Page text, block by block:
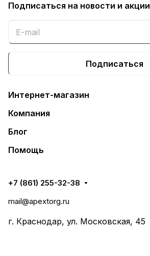
Подписаться на новости и акции
Подписаться
Интернет-магазин
Компания
Блог
Помощь
+7 (861) 255-32-38
mail@apextorg.ru
г. Краснодар, ул. Московская, 45